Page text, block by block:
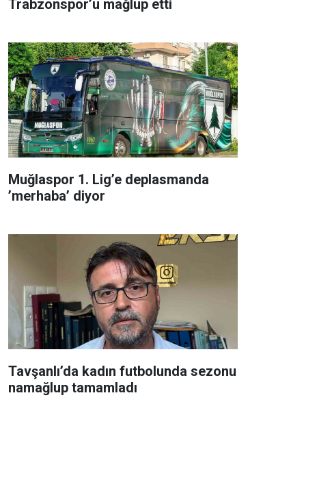
Trabzonspor’u mağlup etti
Muğlaspor 1. Lig’e deplasmanda
’merhaba’ diyor
Tavşanlı’da kadın futbolunda sezonu
namağlup tamamladı